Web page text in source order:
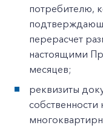
потребителю,
перерасчет
настоящими
месяцев;
реквизиты